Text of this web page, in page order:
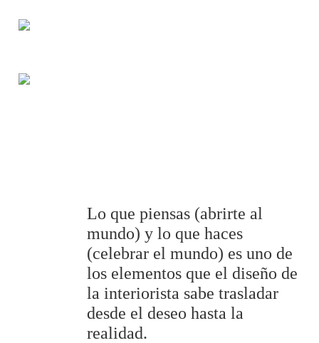
Lo que piensas (abrirte al
mundo) y lo que haces
(celebrar el mundo) es uno de
los elementos que el diseño de
la interiorista sabe trasladar
desde el deseo hasta la
realidad.